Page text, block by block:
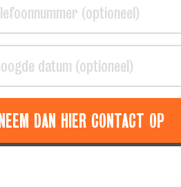
NEEM DAN HIER CONTACT OP